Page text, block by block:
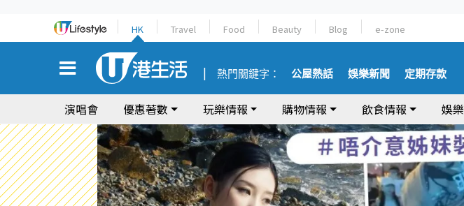
HK Travel Food Beauty Blog e-zone
熱門關鍵字： 公屋熱話 娛樂新聞 定期存款
演唱會 優惠著數 玩樂情報 購物情報 飲食情報 娛樂